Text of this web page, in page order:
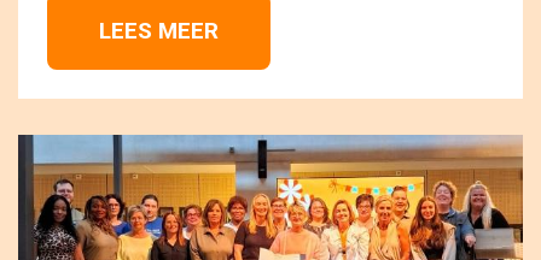
LEES MEER